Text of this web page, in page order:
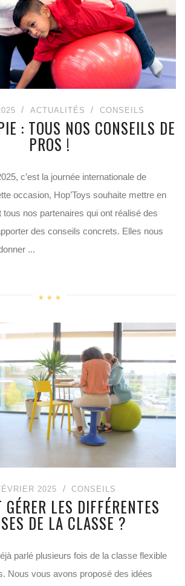
ACTUALITÉS CONSEILS
: TOUS NOS CONSEILS DE
PROS !
c’est la journée internationale de
occasion, Hop’Toys souhaite mettre en
tous nos partenaires qui ont réalisé des
des conseils concrets. Elles nous
...
2025 CONSEILS
LES DIFFÉRENTES
DE LA CLASSE ?
parlé plusieurs fois de la classe flexible
Nous vous avons proposé des idées